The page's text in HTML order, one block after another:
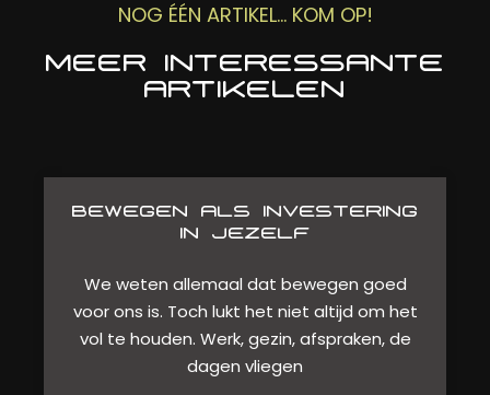
NOG ÉÉN ARTIKEL... KOM OP!
MEER INTERESSANTE
ARTIKELEN
BEWEGEN ALS INVESTERING
IN JEZELF
We weten allemaal dat bewegen goed
voor ons is. Toch lukt het niet altijd om het
vol te houden. Werk, gezin, afspraken, de
dagen vliegen